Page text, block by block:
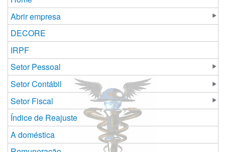
Abrir empresa
DECORE
IRPF
Setor Pessoal
Setor Contábil
Setor Fiscal
Índice de Reajuste
A doméstica